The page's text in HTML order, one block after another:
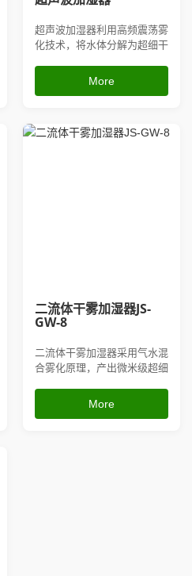
超声波加湿器利用高频震荡雾
化技术，将水体分解为超细干
打湿物料；设备分为水桶自补
面积小，能有效提升空气湿
More
二流体干雾加湿器JS-
GW-8
二流体干雾加湿器采用气水混
合雾化原理，产出微米级超细
料，雾化均匀细腻；设备可搭
More